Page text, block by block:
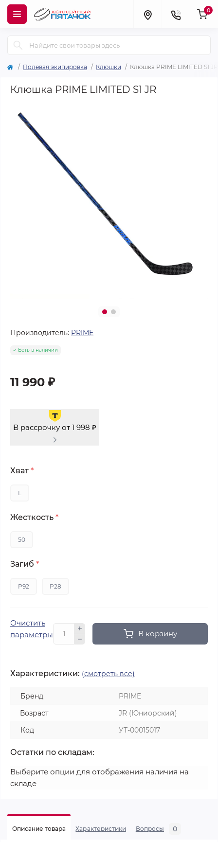
0
Полевая экипировка Клюшки Клюшка PRIME LIMITED S1 JR
Клюшка PRIME LIMITED S1 JR
Производитель: PRIME
Есть в наличии
11 990 ₽
В рассрочку от 1 998 ₽
Хват *
L
Жесткость *
50
Загиб *
P92 P28
Очистить
параметры
В корзину
Характеристики: (смотреть все)
Бренд
PRIME
Возраст
JR (Юниорский)
Код
УТ-00015017
Остатки по складам:
Выберите опции для отображения наличия на
складе
Описание товара Характеристики Вопросы 0